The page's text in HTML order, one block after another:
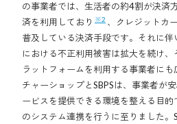
の事業者では、生活者の約4割が決済
済を利用しており ※2 、クレジットカ
普及している決済手段です。それに
における不正利用被害は拡大を続け
ラットフォームを利用する事業者に
チャーショップとSBPSは、事業者が
ービスを提供できる環境を整える目的
のシステム連携を行うに至りました